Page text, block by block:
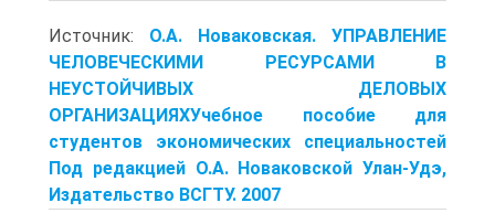
Источник: О.А. Новаковская. УПРАВЛЕНИЕ
ЧЕЛОВЕЧЕСКИМИ РЕСУРСАМИ В
НЕУСТОЙЧИВЫХ ДЕЛОВЫХ
ОРГАНИЗАЦИЯХУчебное пособие для
студентов экономических специальностей
Под редакцией О.А. Новаковской Улан-Удэ,
Издательство ВСГТУ. 2007